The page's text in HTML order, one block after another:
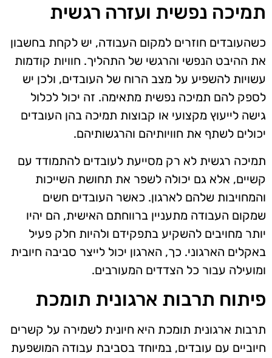
תמיכה נפשית ועזרה רגשית
כשהעובדים חוזרים למקום העבודה, יש לקחת בחשבון
את ההיבט הנפשי והרגשי של התהליך. חוויות קודמות
עשויות להשפיע על מצב הרוח של העובדים, ולכן יש
לספק להם תמיכה נפשית מתאימה. זה יכול לכלול
גישה לייעוץ מקצועי או קבוצות תמיכה בהן העובדים
יכולים לשתף את חוויותיהם והרגשותיהם.
תמיכה רגשית לא רק מסייעת לעובדים להתמודד עם
קשיים, אלא גם יכולה לשפר את תחושת השייכות
והמחויבות שלהם לארגון. כאשר העובדים חשים
שמקום העבודה מתעניין ברווחתם האישית, הם יהיו
יותר מחויבים להשקיע בתפקידם ולהיות חלק פעיל
באקלים הארגוני. כך, הארגון יכול לייצר סביבה חיובית
ומועילה עבור כל הצדדים המעורבים.
פיתוח תרבות ארגונית תומכת
תרבות ארגונית תומכת היא חיונית לשמירה על קשרים
חיוביים עם עובדים, במיוחד בסביבת עבודה המושפעת